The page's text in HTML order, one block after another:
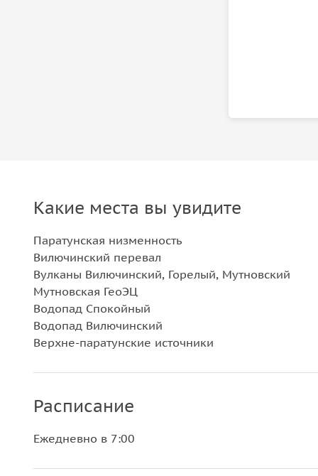
Какие места вы увидите
Паратунская низменность
Вилючинский перевал
Вулканы Вилючинский, Горелый, Мутновский
Мутновская ГеоЭЦ
Водопад Спокойный
Водопад Вилючинский
Верхне-паратунские источники
Расписание
Ежедневно в 7:00